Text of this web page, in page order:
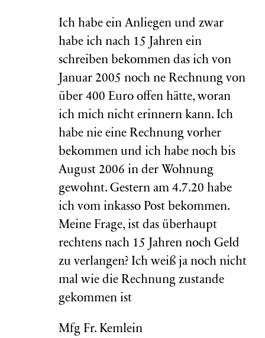
Ich habe ein Anliegen und zwar
habe ich nach 15 Jahren ein
schreiben bekommen das ich von
Januar 2005 noch ne Rechnung von
über 400 Euro offen hätte, woran
ich mich nicht erinnern kann. Ich
habe nie eine Rechnung vorher
bekommen und ich habe noch bis
August 2006 in der Wohnung
gewohnt. Gestern am 4.7.20 habe
ich vom inkasso Post bekommen.
Meine Frage, ist das überhaupt
rechtens nach 15 Jahren noch Geld
zu verlangen? Ich weiß ja noch nicht
mal wie die Rechnung zustande
gekommen ist
Mfg Fr. Kemlein